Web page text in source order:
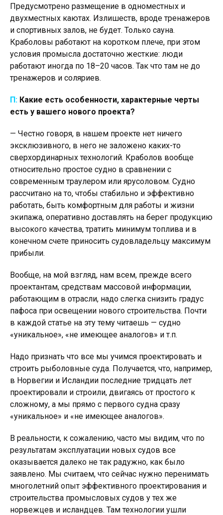
Предусмотрено размещение в одноместных и
двухместных каютах. Излишеств, вроде тренажеров
и спортивных залов, не будет. Только сауна.
Краболовы работают на коротком плече, при этом
условия промысла достаточно жесткие: люди
работают иногда по 18–20 часов. Так что там не до
тренажеров и соляриев.
П: Какие есть особенности, характерные черты
есть у вашего нового проекта?
— Честно говоря, в нашем проекте нет ничего
эксклюзивного, в него не заложено каких-то
сверхординарных технологий. Краболов вообще
относительно простое судно в сравнении с
современным траулером или ярусоловом. Судно
рассчитано на то, чтобы стабильно и эффективно
работать, быть комфортным для работы и жизни
экипажа, оперативно доставлять на берег продукцию
высокого качества, тратить минимум топлива и в
конечном счете приносить судовладельцу максимум
прибыли.
Вообще, на мой взгляд, нам всем, прежде всего
проектантам, средствам массовой информации,
работающим в отрасли, надо слегка снизить градус
пафоса при освещении нового строительства. Почти
в каждой статье на эту тему читаешь — судно
«уникальное», «не имеющее аналогов» и т.п.
Надо признать что все мы учимся проектировать и
строить рыболовные суда. Получается, что, например,
в Норвегии и Исландии последние тридцать лет
проектировали и строили, двигаясь от простого к
сложному, а мы прямо с первого судна сразу
«уникальное» и «не имеющее аналогов».
В реальности, к сожалению, часто мы видим, что по
результатам эксплуатации новых судов все
оказывается далеко не так радужно, как было
заявлено. Мы считаем, что сейчас нужно перенимать
многолетний опыт эффективного проектирования и
строительства промысловых судов у тех же
норвежцев и исландцев. Там технологии ушли